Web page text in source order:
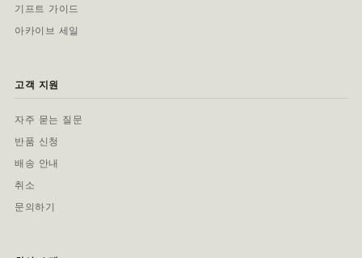
기프트 가이드
아카이브 세일
고객 지원
자주 묻는 질문
반품 신청
배송 안내
취소
문의하기